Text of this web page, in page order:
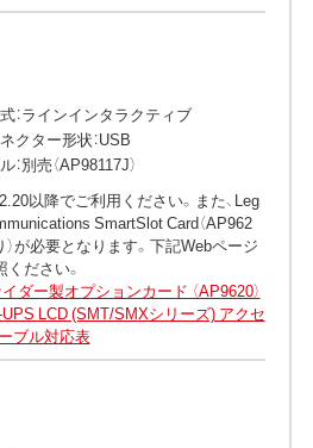
：ラインインタラクティブ
クター形状：USB
別売（AP98117J）
以降でご利用ください。また、Leg
SmartSlot Card（AP962
）が必要となります。下記Webページ
ください。
ダー製オプションカード （AP9620）
LCD (SMT/SMXシリーズ) アクセ
ブル対応表